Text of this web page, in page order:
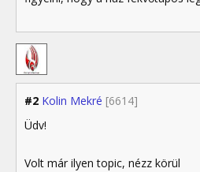
#2 Kolin Mekré [6614]
Üdv!
Volt már ilyen topic, nézz körül